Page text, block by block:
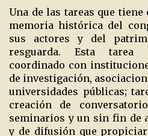
Una de las tareas que
memoria histórica del
sus actores y del
resguarda. Esta
coordinado con
de investigación,
universidades públicas;
creación de
seminarios y un sin fin de
y de difusión que